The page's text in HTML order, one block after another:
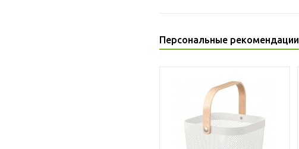
Персональные рекомендации